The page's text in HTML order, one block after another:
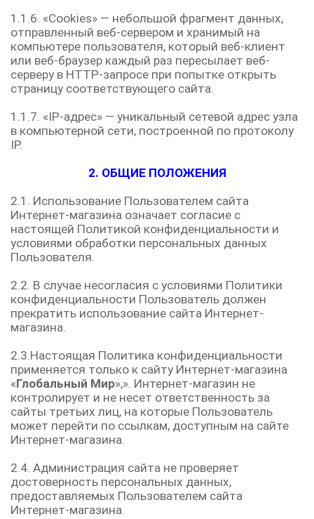
1.1.6. «Cookies» — небольшой фрагмент данных,
отправленный веб-сервером и хранимый на
компьютере пользователя, который веб-клиент
или веб-браузер каждый раз пересылает веб-
серверу в HTTP-запросе при попытке открыть
страницу соответствующего сайта.
1.1.7. «IP-адрес» — уникальный сетевой адрес узла
в компьютерной сети, построенной по протоколу
IP.
2. ОБЩИЕ ПОЛОЖЕНИЯ
2.1. Использование Пользователем сайта
Интернет-магазина означает согласие с
настоящей Политикой конфиденциальности и
условиями обработки персональных данных
Пользователя.
2.2. В случае несогласия с условиями Политики
конфиденциальности Пользователь должен
прекратить использование сайта Интернет-
магазина.
2.3.Настоящая Политика конфиденциальности
применяется только к сайту Интернет-магазина
«Глобальный Мир»,». Интернет-магазин не
контролирует и не несет ответственность за
сайты третьих лиц, на которые Пользователь
может перейти по ссылкам, доступным на сайте
Интернет-магазина.
2.4. Администрация сайта не проверяет
достоверность персональных данных,
предоставляемых Пользователем сайта
Интернет-магазина.